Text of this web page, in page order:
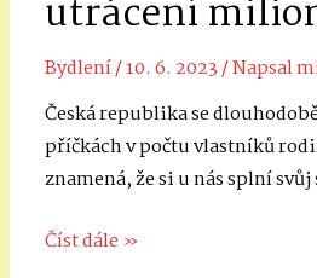
utrácení
Bydlení/10. 6. 2023/ Napsal
Česká republika se
příčkách v počtu vlastníků
znamená, že si u nás splní
Jak
Číst dále »